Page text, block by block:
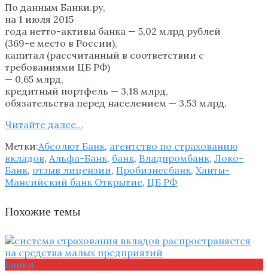
По данным Банки.ру,
на 1 июля 2015
года нетто-активы банка — 5,02 млрд рублей
(369-е место в России),
капитал (рассчитанный в соответствии с
требованиями ЦБ РФ)
— 0,65 млрд,
кредитный портфель — 3,18 млрд,
обязательства перед населением — 3,53 млрд.
Читайте далее…
Метки:Абсолют Банк, агентство по страхованию
вкладов, Альфа-Банк, банк, Владпромбанк, Локо-
Банк, отзыв лицензии, Пробизнесбанк, Ханты-
Мансийский банк Открытие, ЦБ РФ
Похожие темы
Банки